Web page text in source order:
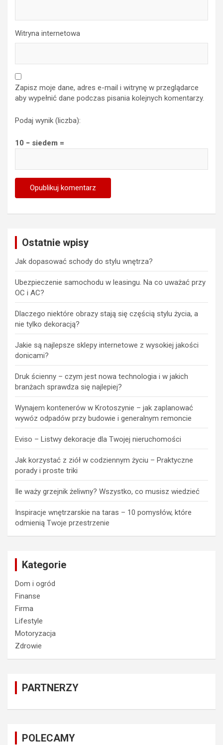
Witryna internetowa
Zapisz moje dane, adres e-mail i witrynę w przeglądarce
aby wypełnić dane podczas pisania kolejnych komentarzy.
Podaj wynik (liczba):
10 − siedem =
Ostatnie wpisy
Jak dopasować schody do stylu wnętrza?
Ubezpieczenie samochodu w leasingu. Na co uważać przy
OC i AC?
Dlaczego niektóre obrazy stają się częścią stylu życia, a
nie tylko dekoracją?
Jakie są najlepsze sklepy internetowe z wysokiej jakości
donicami?
Druk ścienny – czym jest nowa technologia i w jakich
branżach sprawdza się najlepiej?
Wynajem kontenerów w Krotoszynie – jak zaplanować
wywóz odpadów przy budowie i generalnym remoncie
Eviso – Listwy dekoracje dla Twojej nieruchomości
Jak korzystać z ziół w codziennym życiu – Praktyczne
porady i proste triki
Ile waży grzejnik żeliwny? Wszystko, co musisz wiedzieć
Inspiracje wnętrzarskie na taras – 10 pomysłów, które
odmienią Twoje przestrzenie
Kategorie
Dom i ogród
Finanse
Firma
Lifestyle
Motoryzacja
Zdrowie
PARTNERZY
POLECAMY